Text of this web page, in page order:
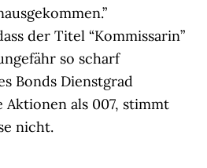
der Titel “Kommissarin”
so scharf
Bonds Dienstgrad
Aktionen als 007, stimmt
nicht.